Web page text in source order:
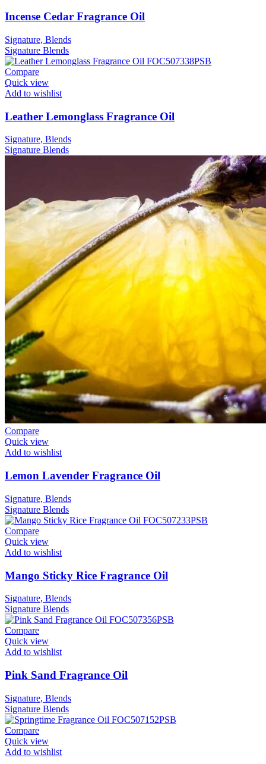
Incense Cedar Fragrance Oil
Signature, Blends
Signature Blends
Compare
Quick view
Add to wishlist
Leather Lemonglass Fragrance Oil
Signature, Blends
Signature Blends
Compare
Quick view
Add to wishlist
Lemon Lavender Fragrance Oil
Signature, Blends
Signature Blends
Compare
Quick view
Add to wishlist
Mango Sticky Rice Fragrance Oil
Signature, Blends
Signature Blends
Compare
Quick view
Add to wishlist
Pink Sand Fragrance Oil
Signature, Blends
Signature Blends
Compare
Quick view
Add to wishlist